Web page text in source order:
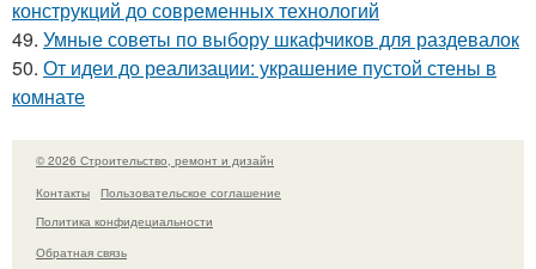
конструкций до современных технологий
49. Умные советы по выбору шкафчиков для раздевалок
50. От идеи до реализации: украшение пустой стены в
комнате
© 2026 Строительство, ремонт и дизайн
Контакты
Пользовательское соглашение
Политика конфидециальности
Обратная связь